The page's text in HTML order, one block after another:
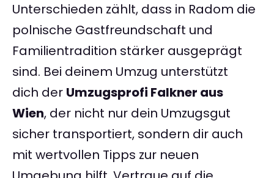
Unterschieden zählt, dass in Radom die
polnische Gastfreundschaft und
Familientradition stärker ausgeprägt
sind. Bei deinem Umzug unterstützt
dich der Umzugsprofi Falkner aus
Wien, der nicht nur dein Umzugsgut
sicher transportiert, sondern dir auch
mit wertvollen Tipps zur neuen